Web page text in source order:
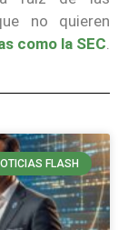
no quieren
como la SEC.
FLASH